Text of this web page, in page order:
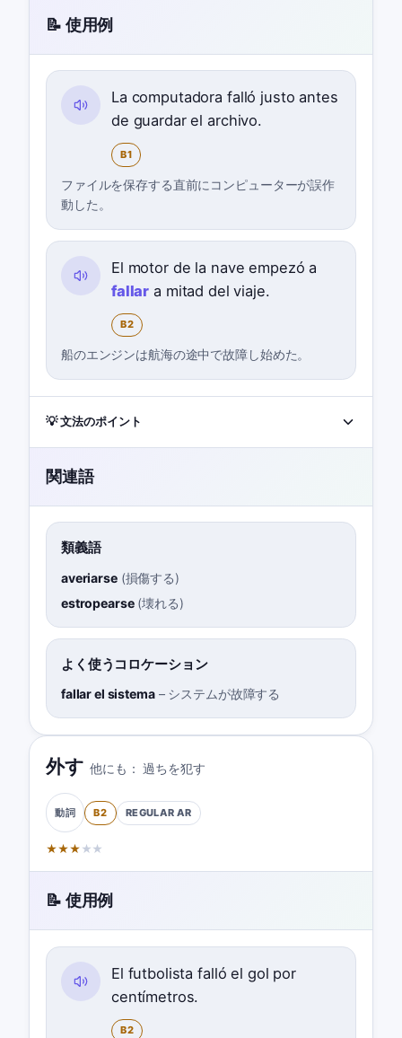
📝 使用例
La computadora falló justo antes
de guardar el archivo.
B1
ファイルを保存する直前にコンピューターが誤作
動した。
El motor de la nave empezó a
fallar a mitad del viaje.
B2
船のエンジンは航海の途中で故障し始めた。
💡 文法のポイント
関連語
類義語
averiarse(損傷する)
estropearse(壊れる)
よく使うコロケーション
fallar el sistema– システムが故障する
外す 他にも： 過ちを犯す
動詞 B2 REGULAR AR
★★★ ★ ★
📝 使用例
El futbolista falló el gol por
centímetros.
B2